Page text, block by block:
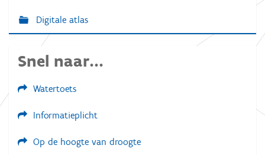
Digitale atlas
Snel naar...
Watertoets
Informatieplicht
Op de hoogte van droogte